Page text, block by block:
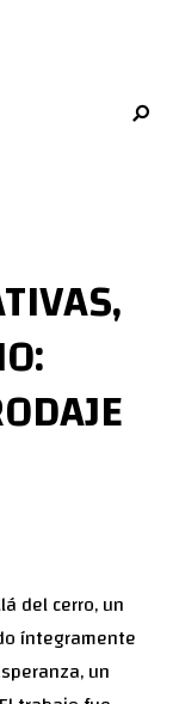
del cerro, un
íntegramente
un